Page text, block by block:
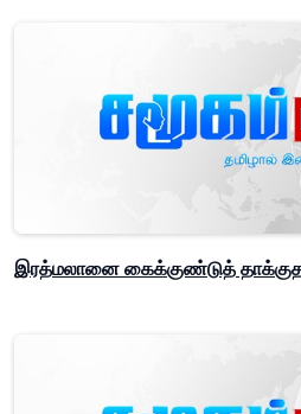
இரத்மலானை கைக்குண்டுத்